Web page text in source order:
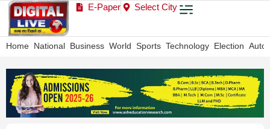
E-Paper Select City
Home National Business World Sports Technology Election Auto